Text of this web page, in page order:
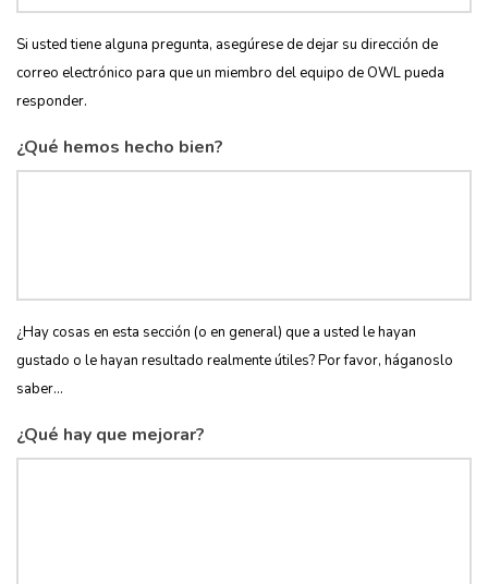
Si usted tiene alguna pregunta, asegúrese de dejar su dirección de
correo electrónico para que un miembro del equipo de OWL pueda
responder.
¿Qué hemos hecho bien?
¿Hay cosas en esta sección (o en general) que a usted le hayan
gustado o le hayan resultado realmente útiles? Por favor, háganoslo
saber...
¿Qué hay que mejorar?